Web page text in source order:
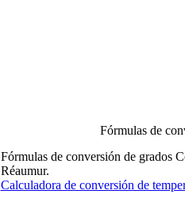
Fórmulas de
Fórmulas de conversión de grados
Réaumur.
Calculadora de conversión de